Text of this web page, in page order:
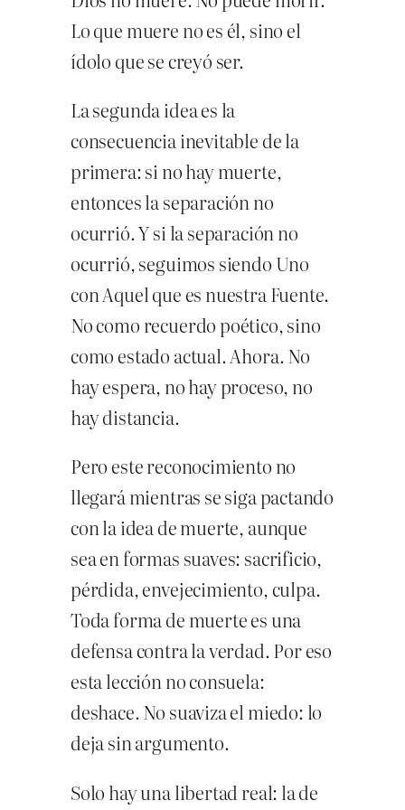
Lo que muere no es él, sino el
ídolo que se creyó ser.
La segunda idea es la
consecuencia inevitable de la
primera: si no hay muerte,
entonces la separación no
ocurrió. Y si la separación no
ocurrió, seguimos siendo Uno
con Aquel que es nuestra Fuente.
No como recuerdo poético, sino
como estado actual. Ahora. No
hay espera, no hay proceso, no
hay distancia.
Pero este reconocimiento no
llegará mientras se siga pactando
con la idea de muerte, aunque
sea en formas suaves: sacrificio,
pérdida, envejecimiento, culpa.
Toda forma de muerte es una
defensa contra la verdad. Por eso
esta lección no consuela:
deshace. No suaviza el miedo: lo
deja sin argumento.
Solo hay una libertad real: la de